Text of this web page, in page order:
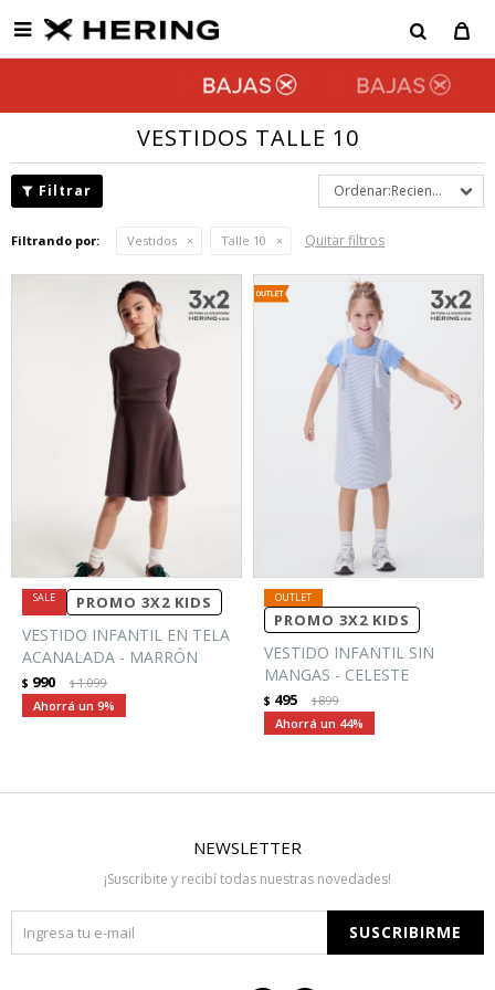

VESTIDOS TALLE 10
Recientes
Filtrando por: Vestidos Talle 10 Quitar filtros
PROMO 3X2 KIDS
VESTIDO INFANTIL EN TELA
ACANALADA - MARRÓN
$ 990 $1.099
9
PROMO 3X2 KIDS
VESTIDO INFANTIL SIN
MANGAS - CELESTE
$ 495 $899
44
NEWSLETTER
¡Suscribite y recibí todas nuestras novedades!
SUSCRIBIRME